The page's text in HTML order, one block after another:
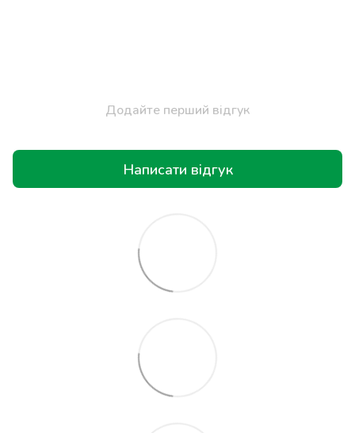
Додайте перший відгук
Написати відгук